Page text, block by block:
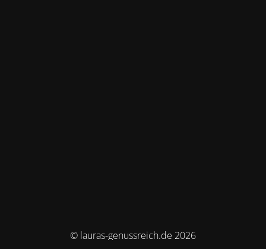
© lauras-genussreich.de 2026